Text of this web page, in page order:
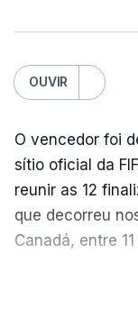
OUVIR
O vencedor foi
sítio oficial da
reunir as 12
que decorreu
Canadá, entre
Lopes Cabral
remate de pé